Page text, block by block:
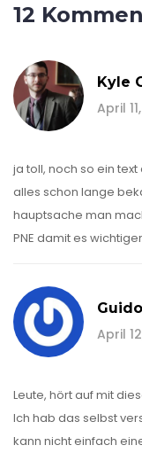
12
Kyle
April
ja toll, noch so ein
alles schon lange
hauptsache man
PNE damit es
April
Leute, hört auf mit
Ich hab das selbst
kann nicht einfach